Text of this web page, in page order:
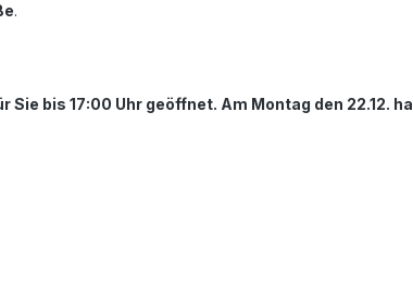
.
bis 17:00 Uhr geöffnet. Am Montag den 22.12.